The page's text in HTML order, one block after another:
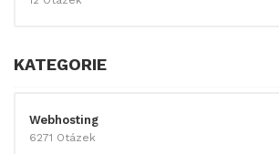
KATEGORIE
Webhosting
6271 Otázek